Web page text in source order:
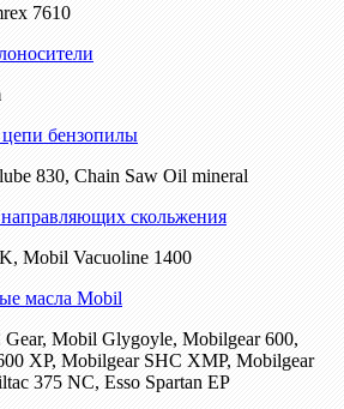
7610
бензопилы
830, Chain Saw Oil mineral
скольжения
Mobil Vacuoline 1400
масла Mobil
Mobil Glygoyle, Mobilgear 600,
XP, Mobilgear SHC XMP, Mobilgear
375 NC, Esso Spartan EP